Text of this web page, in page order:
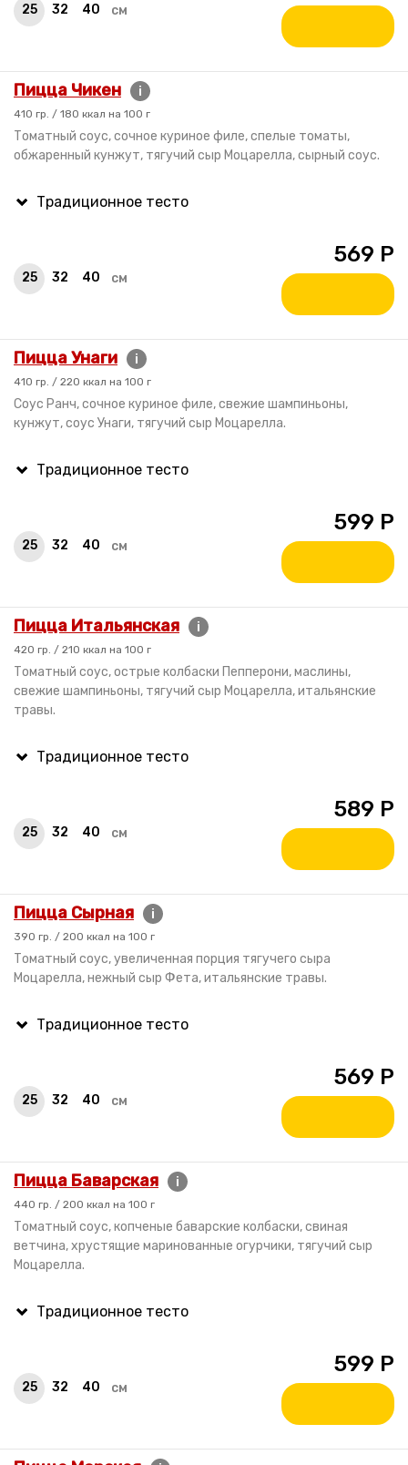
25 32 40 см
Пицца Чикен i
410 гр. / 180 ккал на 100 г
Томатный соус, сочное куриное филе, спелые томаты,
обжаренный кунжут, тягучий сыр Моцарелла, сырный соус.
25 32 40 см
569 Р
Пицца Унаги i
410 гр. / 220 ккал на 100 г
Cоус Ранч, сочное куриное филе, свежие шампиньоны,
кунжут, соус Унаги, тягучий сыр Моцарелла.
25 32 40 см
599 Р
Пицца Итальянская i
420 гр. / 210 ккал на 100 г
Томатный соус, острые колбаски Пепперони, маслины,
свежие шампиньоны, тягучий сыр Моцарелла, итальянские
травы.
25 32 40 см
589 Р
Пицца Сырная i
390 гр. / 200 ккал на 100 г
Томатный соус, увеличенная порция тягучего сыра
Моцарелла, нежный сыр Фета, итальянские травы.
25 32 40 см
569 Р
Пицца Баварская i
440 гр. / 200 ккал на 100 г
Томатный соус, копченые баварские колбаски, свиная
ветчина, хрустящие маринованные огурчики, тягучий сыр
Моцарелла.
25 32 40 см
599 Р